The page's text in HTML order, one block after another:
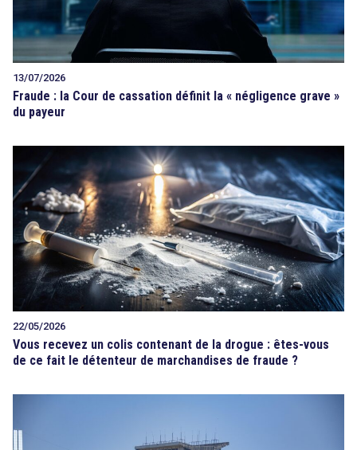
13/07/2026
Fraude : la Cour de cassation définit la « négligence grave »
du payeur
22/05/2026
Vous recevez un colis contenant de la drogue : êtes-vous
de ce fait le détenteur de marchandises de fraude ?